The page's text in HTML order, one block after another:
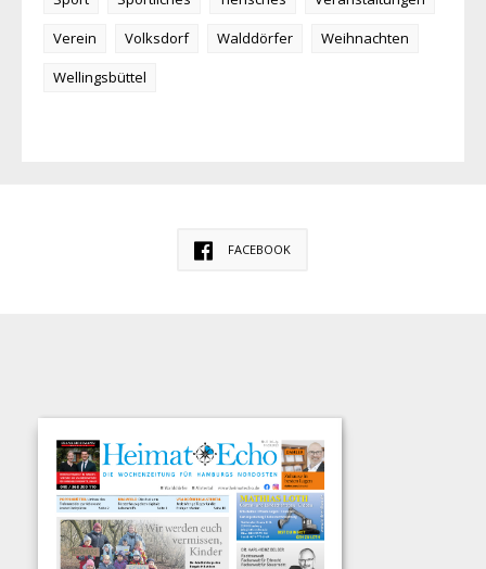
Verein
Volksdorf Walddörfer
Weihnachten
Wellingsbüttel
FACEBOOK